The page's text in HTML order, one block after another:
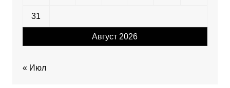
Август 2026
31
« Июл